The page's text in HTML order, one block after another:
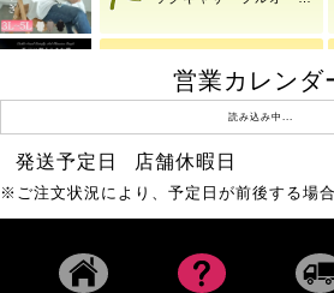
バタフライ＆ラインスト
ーン2連バングル
大きいサイズ レディース
大きいサイズ レディース
吸水
営業カレンダ
読み込み中...
発送予定日 店舗休暇日
※ご注文状況により、予定日が前後する場合